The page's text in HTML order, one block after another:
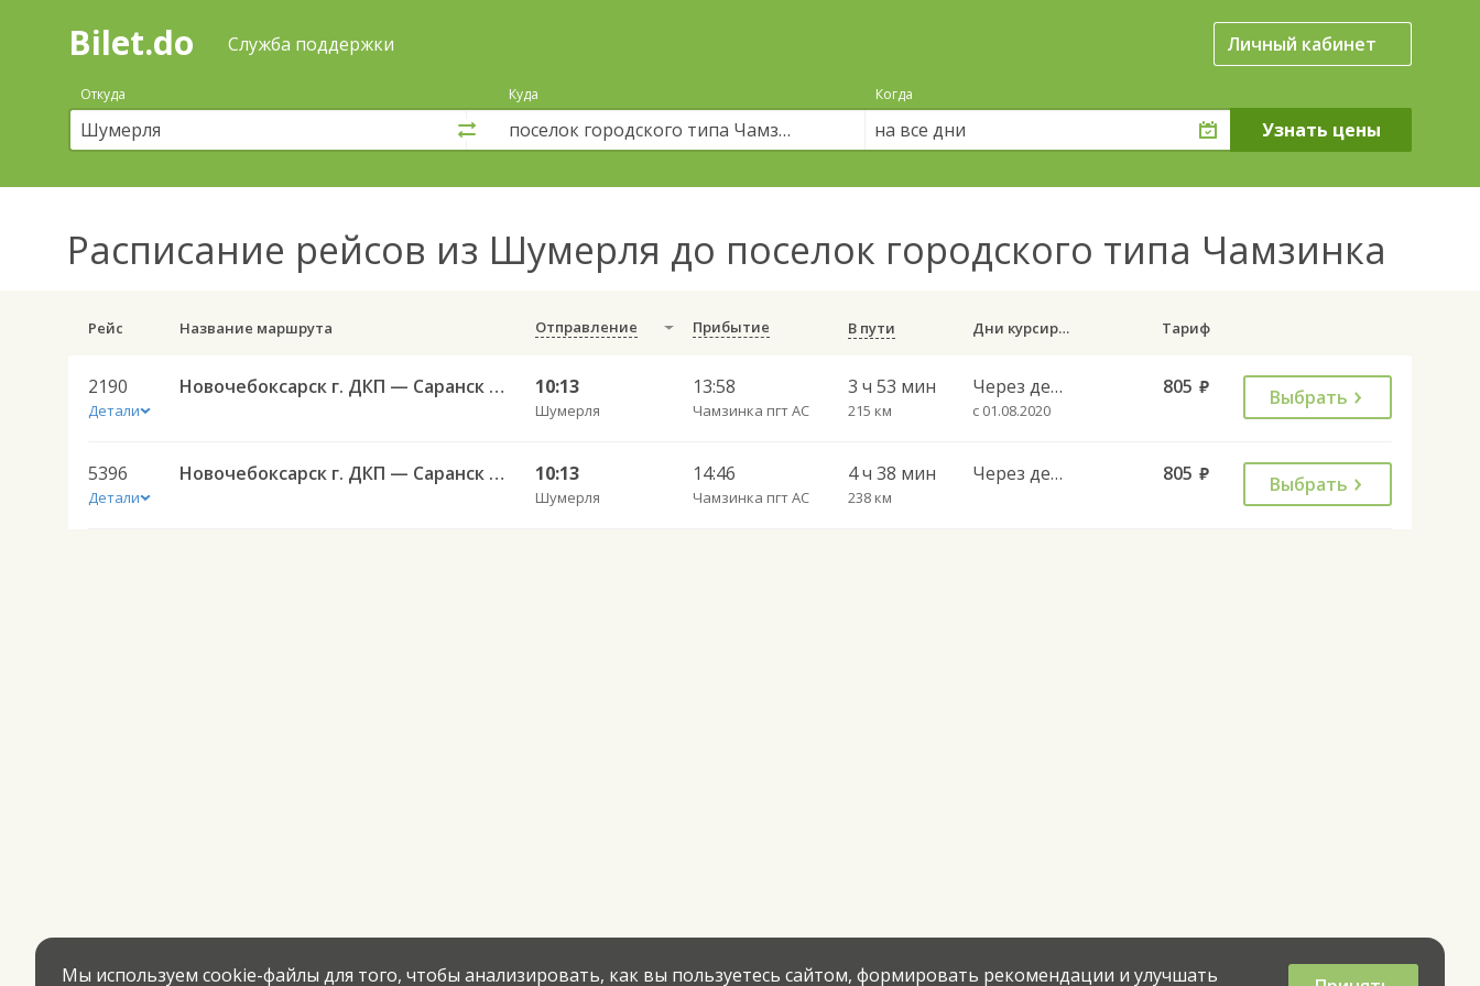
Поиск
покупка
билетов
автобус
онлайн
Bilet.do Служба поддержки Личный кабинет
Откуда Куда Когда
на все дни
Расписание рейсов из Шумерля до поселок городского типа Чамзинка
Рейс Название маршрута Отправление Прибытие В пути Дни курсирования Тариф
2190
Детали
Новочебоксарск г. ДКП — Саранск АВ ч/з Ардатов 2190 10:13
Шумерля
13:58
Чамзинка пгт АС
3 ч 53 мин
215 км
Через день
с 01.08.2020
805 руб. Выбрать
5396
Детали
Новочебоксарск г. ДКП — Саранск АВ 5396 10:13
Шумерля
14:46
Чамзинка пгт АС
4 ч 38 мин
238 км
Через день 805 руб. Выбрать
Мы используем cookie-файлы для того, чтобы анализировать, как вы пользуетесь сайтом, формировать рекомендации и улучшать